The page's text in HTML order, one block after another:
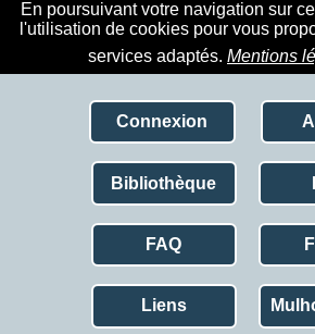
En poursuivant votre navigation sur
l'utilisation de cookies pour vous
services adaptés. Mentions
Connexion
Bibliothèque
FAQ
Liens